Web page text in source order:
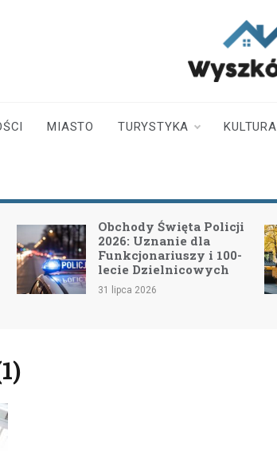
MIASTO TURYSTYKA KULTURA
Obchody Święta Policji
2026: Uznanie dla
Funkcjonariuszy i 100-
lecie Dzielnicowych
31 lipca 2026